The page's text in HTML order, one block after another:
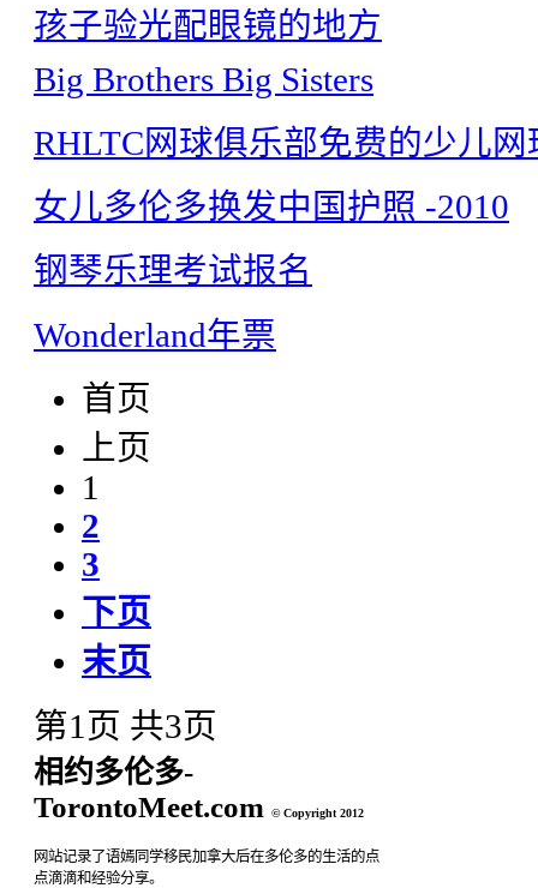
孩子验光配眼镜的地方
Big Brothers Big Sisters
RHLTC网球俱乐部免费的少儿网
女儿多伦多换发中国护照 -2010
钢琴乐理考试报名
Wonderland年票
首页
上页
1
2
3
下页
末页
第1页 共3页
相约多伦多-
TorontoMeet.com
© Copyright 2012
网站记录了语嫣同学移民加拿大后在多伦多的生活的点
点滴滴和经验分享。